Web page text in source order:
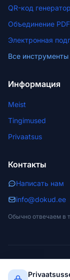
QR-код генератор
Объединение PDF
Электронная
Все
Информация
Meist
Tingimused
Privaatsus
Контакты
Написать нам
info@dokud.ee
Обычно отвечаем в
NET